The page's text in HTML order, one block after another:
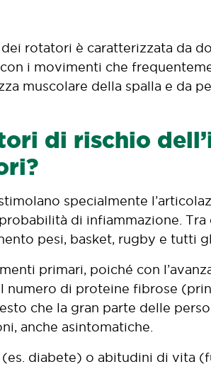
dei rotatori è caratterizzata da
i movimenti che
muscolare della spalla e da
di rischio
specialmente
di infiammazione.
pesi, basket, rugby e tutti
primari, poiché con
numero di proteine fibrose
che la gran parte delle
anche asintomatiche.
diabete) o abitudini di vita